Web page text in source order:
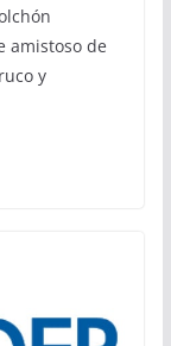
amistoso de
y